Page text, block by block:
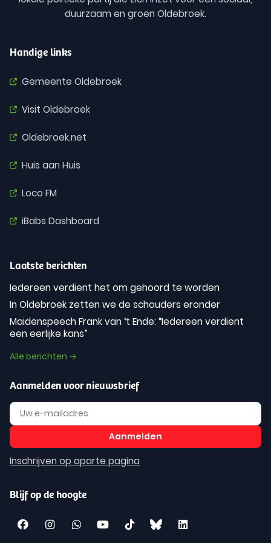
duurzaam en groen Oldebroek.
Handige links
Gemeente Oldebroek
Visit Oldebroek
Oldebroek.net
Huis aan Huis
Loco FM
iBabs Dashboard
Laatste berichten
Iedereen verdient het om gehoord te worden
In Oldebroek zetten we de schouders eronder
Maidenspeech Frank van ‘t Ende: “Iedereen verdient
een eerlijke kans”
Alle berichten →
Aanmelden voor nieuwsbrief
Inschrijven op aparte pagina
Blijf op de hoogte